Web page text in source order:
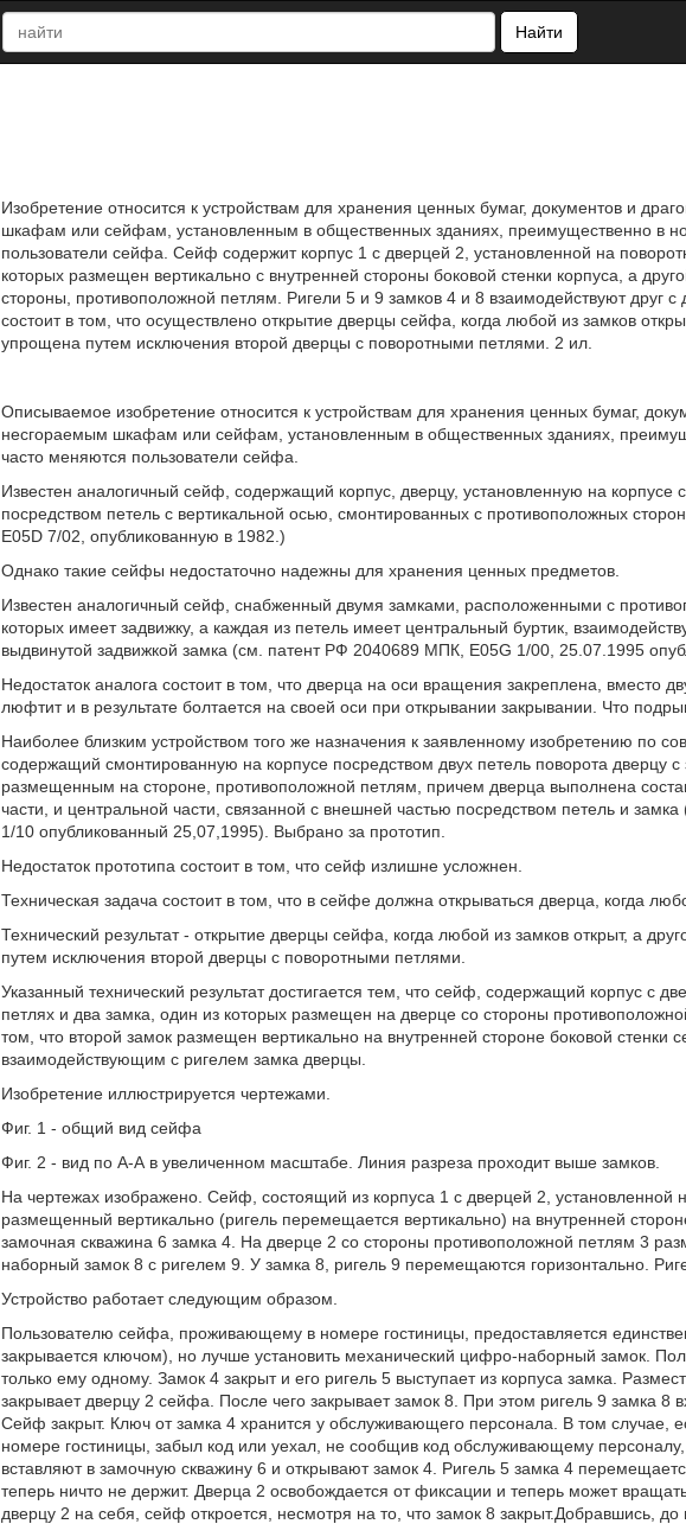
Найти
Изобретение относится к устройствам для хранения ценных бумаг, документов и
шкафам или сейфам, установленным в общественных зданиях, преимущественно в
пользователи сейфа. Сейф содержит корпус 1 с дверцей 2, установленной на
которых размещен вертикально с внутренней стороны боковой стенки корпуса, а
стороны, противоположной петлям. Ригели 5 и 9 замков 4 и 8 взаимодействуют друг
состоит в том, что осуществлено открытие дверцы сейфа, когда любой из замков
упрощена путем исключения второй дверцы с поворотными петлями. 2 ил.
Описываемое изобретение относится к устройствам для хранения ценных бумаг,
несгораемым шкафам или сейфам, установленным в общественных зданиях,
часто меняются пользователи сейфа.
Известен аналогичный сейф, содержащий корпус, дверцу, установленную на корпусе
посредством петель с вертикальной осью, смонтированных с противоположных
Е05D 7/02, опубликованную в 1982.)
Однако такие сейфы недостаточно надежны для хранения ценных предметов.
Известен аналогичный сейф, снабженный двумя замками, расположенными с
которых имеет задвижку, а каждая из петель имеет центральный буртик,
выдвинутой задвижкой замка (см. патент РФ 2040689 МПК, E05G 1/00, 25.07.1995
Недостаток аналога состоит в том, что дверца на оси вращения закреплена, вместо
люфтит и в результате болтается на своей оси при открывании закрывании. Что
Наиболее близким устройством того же назначения к заявленному изобретению по
содержащий смонтированную на корпусе посредством двух петель поворота дверцу
размещенным на стороне, противоположной петлям, причем дверца выполнена
части, и центральной части, связанной с внешней частью посредством петель и
1/10 опубликованный 25,07,1995). Выбрано за прототип.
Недостаток прототипа состоит в том, что сейф излишне усложнен.
Техническая задача состоит в том, что в сейфе должна открываться дверца, когда
Технический результат - открытие дверцы сейфа, когда любой из замков открыт, а
путем исключения второй дверцы с поворотными петлями.
Указанный технический результат достигается тем, что сейф, содержащий корпус с
петлях и два замка, один из которых размещен на дверце со стороны
том, что второй замок размещен вертикально на внутренней стороне боковой стенки
взаимодействующим с ригелем замка дверцы.
Изобретение иллюстрируется чертежами.
Фиг. 1 - общий вид сейфа
Фиг. 2 - вид по А-А в увеличенном масштабе. Линия разреза проходит выше замков.
На чертежах изображено. Сейф, состоящий из корпуса 1 с дверцей 2, установленной
размещенный вертикально (ригель перемещается вертикально) на внутренней
замочная скважина 6 замка 4. На дверце 2 со стороны противоположной петлям 3
наборный замок 8 с ригелем 9. У замка 8, ригель 9 перемещаются горизонтально.
Устройство работает следующим образом.
Пользователю сейфа, проживающему в номере гостиницы, предоставляется
закрывается ключом), но лучше установить механический цифро-наборный замок.
только ему одному. Замок 4 закрыт и его ригель 5 выступает из корпуса замка.
закрывает дверцу 2 сейфа. После чего закрывает замок 8. При этом ригель 9 замка 8
Сейф закрыт. Ключ от замка 4 хранится у обслуживающего персонала. В том случае,
номере гостиницы, забыл код или уехал, не сообщив код обслуживающему
вставляют в замочную скважину 6 и открывают замок 4. Ригель 5 замка 4
теперь ничто не держит. Дверца 2 освобождается от фиксации и теперь может
дверцу 2 на себя, сейф откроется, несмотря на то, что замок 8 закрыт.Добравшись, до